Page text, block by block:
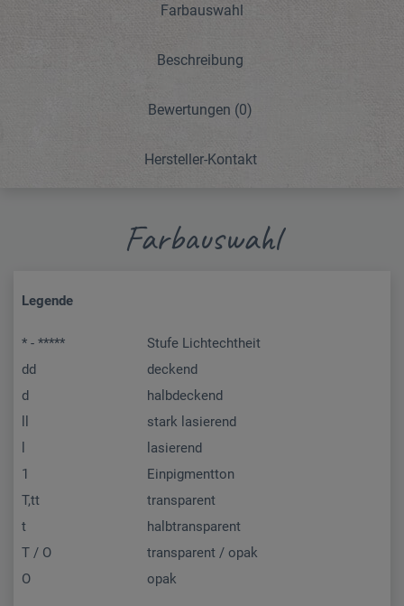
Farbauswahl
Beschreibung
Bewertungen (0)
Hersteller-Kontakt
Farbauswahl
Legende
* - *****
Stufe Lichtechtheit
dd
deckend
d
halbdeckend
stark lasierend
lasierend
1
Einpigmentton
T,tt
transparent
t
halbtransparent
T / O
transparent / opak
O
opak